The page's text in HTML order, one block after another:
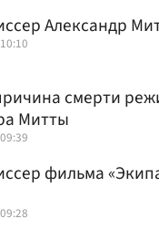
Александр
смерти
Митты
фильма